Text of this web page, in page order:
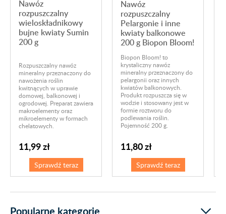
Nawóz
rozpuszczalny
wieloskładnikowy
bujne kwiaty Sumin
200 g
Rozpuszczalny nawóz
mineralny przeznaczony do
nawożenia roślin
kwitnących w uprawie
domowej, balkonowej i
ogrodowej. Preparat zawiera
makroelementy oraz
mikroelementy w formach
chelatowych.
11,99 zł
Sprawdź teraz
Nawóz
rozpuszczalny
Pelargonie i inne
kwiaty balkonowe
200 g Biopon Bloom!
Biopon Bloom! to
krystaliczny nawóz
mineralny przeznaczony do
pelargonii oraz innych
kwiatów balkonowych.
Produkt rozpuszcza się w
wodzie i stosowany jest w
formie roztworu do
podlewania roślin.
Pojemność 200 g.
11,80 zł
Sprawdź teraz
Popularne kategorie